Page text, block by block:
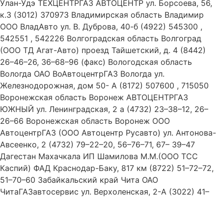
Улан-Удэ ТЕХЦЕНТРГАЗ АВТОЦЕНТР ул. Борсоева, 56,
к.3 (3012) 370973 Владимирская область Владимир
ООО ВладАвто ул. В. Дуброва, 40-б (4922) 545300 ,
542551 , 542226 Волгоградская область Волгоград
(ООО ТД Агат-Авто) проезд Тайшетский, д. 4 (8442)
26–46–26, 36–68–96 (факс) Вологодская область
Вологда ОАО ВоАвтоцентрГАЗ Вологда ул.
Железнодорожная, дом 50- А (8172) 507600 , 715050
Воронежская область Воронеж АВТОЦЕНТРГАЗ
ЮЖНЫЙ ул. Ленинградская, 2 а (4732) 23–38–12, 26–
26–66 Воронежская область Воронеж ООО
АвтоцентрГАЗ (ООО Автоцентр Русавто) ул. Антонова-
Авсеенко, 2 (4732) 79–22–20, 56–76–71, 67– 39–47
Дагестан Махачкала ИП Шамилова М.М.(ООО ТСС
Каспий) ФАД Краснодар-Баку, 817 км (8722) 51–72–72,
51–70–60 Забайкальский край Чита ОАО
ЧитаГАЗавтосервис ул. Верхоленская, 2-А (3022) 41–